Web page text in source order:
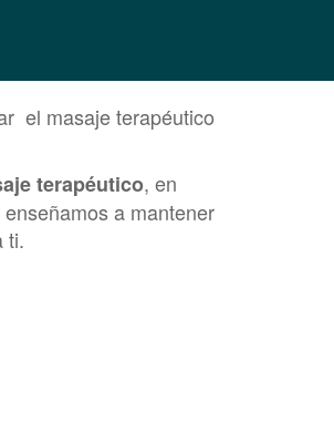
el masaje terapéutico
terapéutico, en
a mantener
ti.